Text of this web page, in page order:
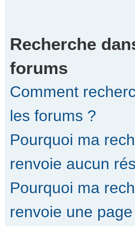
Recherche
forums
Comment
les forums ?
Pourquoi ma
renvoie aucun
Pourquoi ma
renvoie une